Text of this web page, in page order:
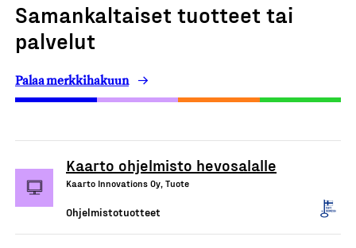
Samankaltaiset tuotteet tai
palvelut
Palaa merkkihakuun
Kaarto ohjelmisto hevosalalle
Kaarto Innovations Oy, Tuote
Ohjelmistotuotteet